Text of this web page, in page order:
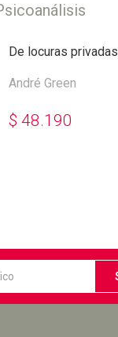
De locuras privadas
André Green
$ 48.190